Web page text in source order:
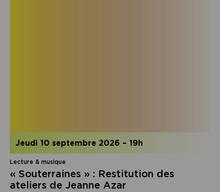
jeudi 10 septembre 2026 – 19h
Lecture & musique
« Souterraines » : Restitution des
ateliers de Jeanne Azar